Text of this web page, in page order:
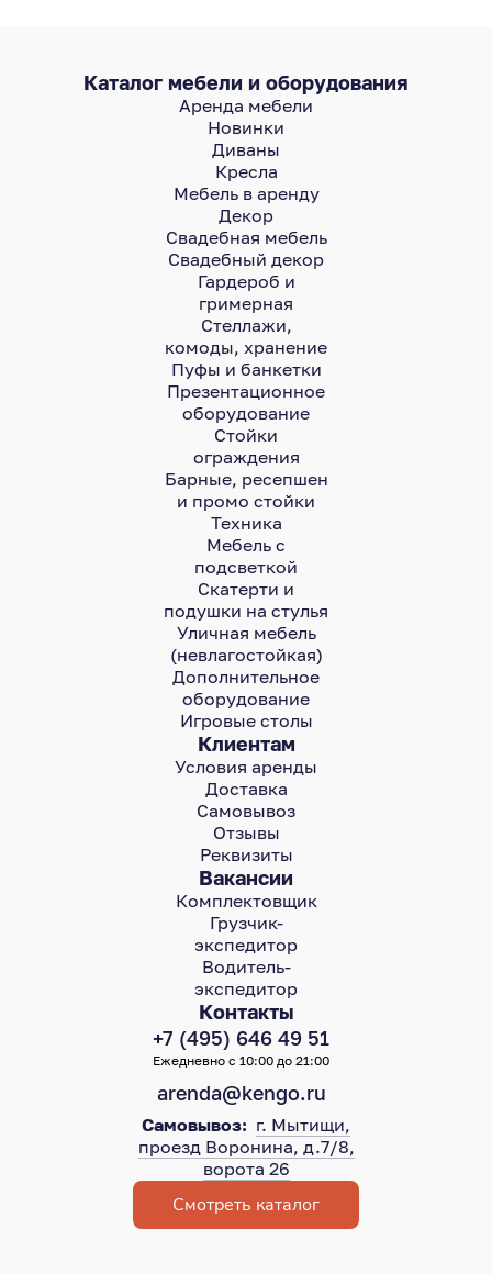
Контакты
+7 (495) 646 49 51
Ежедневно с 10:00 до 21:00
arenda@kengo.ru
Самовывоз: г. Мытищи,
проезд Воронина, д.7/8,
ворота 26
Смотреть каталог
Клиентам
Условия аренды
Доставка
Самовывоз
Отзывы
Реквизиты
Вакансии
Комплектовщик
Грузчик-
экспедитор
Водитель-
экспедитор
Каталог мебели и оборудования
Аренда мебели
Новинки
Диваны
Кресла
Мебель в аренду
Декор
Свадебная мебель
Свадебный декор
Гардероб и
гримерная
Стеллажи,
комоды, хранение
Пуфы и банкетки
Презентационное
оборудование
Стойки
ограждения
Барные, ресепшен
и промо стойки
Техника
Мебель с
подсветкой
Скатерти и
подушки на стулья
Уличная мебель
(невлагостойкая)
Дополнительное
оборудование
Игровые столы